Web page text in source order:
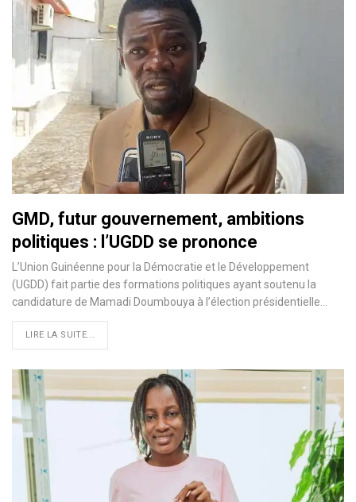
GMD, futur gouvernement, ambitions
politiques : l’UGDD se prononce
L’Union Guinéenne pour la Démocratie et le Développement
(UGDD) fait partie des formations politiques ayant soutenu la
candidature de Mamadi Doumbouya à l’élection présidentielle…
LIRE LA SUITE...